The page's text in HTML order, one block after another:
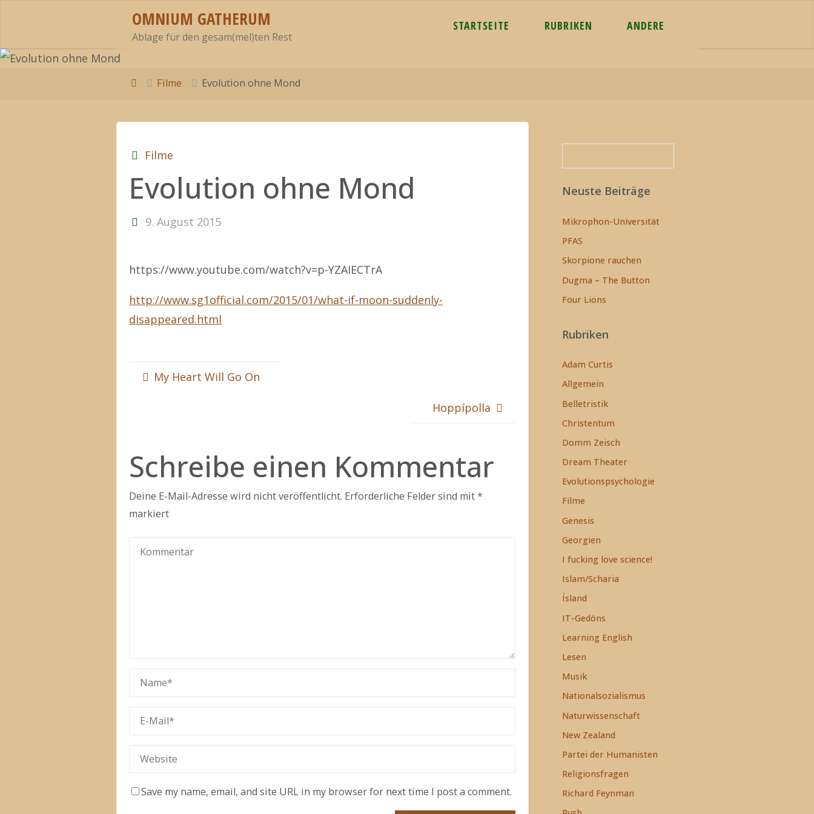
springen
OMNIUM GATHERUM
Ablage für den gesam(mel)ten Rest
STARTSEITE RUBRIKEN ANDERE
StartFilme Evolution ohne Mond
Filme
Evolution ohne Mond
9. August 2015
https://www.youtube.com/watch?v=p-YZAIECTrA
http://www.sg1official.com/2015/01/what-if-moon-suddenly-
disappeared.html
My Heart Will Go On
Hoppípolla
Schreibe einen Kommentar
Deine E-Mail-Adresse wird nicht veröffentlicht. Erforderliche Felder sind mit*
markiert
Save my name, email, and site URL in my browser for next time I post a comment.
Neuste Beiträge
Mikrophon-Universität
PFAS
Skorpione rauchen
Dugma – The Button
Four Lions
Rubriken
Adam Curtis
Allgemein
Belletristik
Christentum
Domm Zeisch
Dream Theater
Evolutionspsychologie
Filme
Genesis
Georgien
I fucking love science!
Islam/Scharia
Ísland
IT-Gedöns
Learning English
Lesen
Musik
Nationalsozialismus
Naturwissenschaft
New Zealand
Partei der Humanisten
Religionsfragen
Richard Feynman